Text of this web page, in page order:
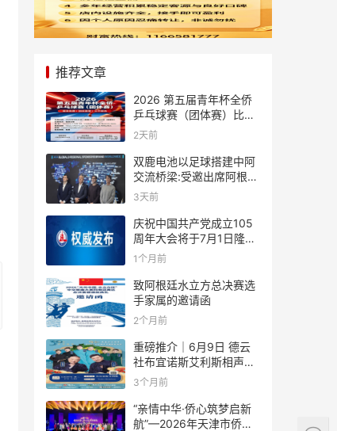
推荐文章
2026 第五届青年杯全侨
乒乓球赛（团体赛）比赛
规则
2天前
双鹿电池以足球搭建中阿
交流桥梁:受邀出席阿根廷
足协赞助商招待会！
3天前
庆祝中国共产党成立105
周年大会将于7月1日隆重
举行
1个月前
致阿根廷水立方总决赛选
手家属的邀请函
2个月前
重磅推介｜6月9日 德云
社布宜诺斯艾利斯相声专
场！国风曲艺邂逅南美风
结！
3个月前
“亲情中华·侨心筑梦启新
航”—2026年天津市侨界